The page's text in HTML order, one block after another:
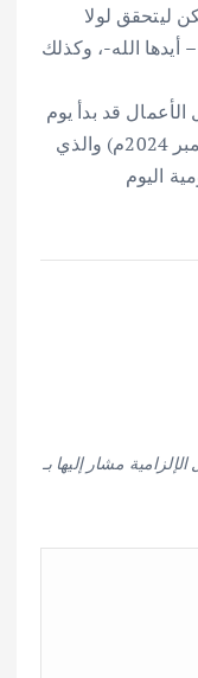
ليتحقق لولا
أيدها الله-، وكذلك
قد بدأ يوم
الأربعاء 8 ربيع الأول 1446هـ ( 11 سبتمبر 2024م) والذي
اليوم
مشار إليها بـ